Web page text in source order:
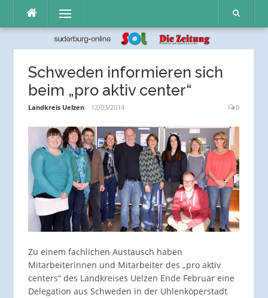
Inhalt
Menü
Schweden informieren sich
beim „pro aktiv center“
Landkreis Uelzen 12/03/2014 0
Zu einem fachlichen Austausch haben
Mitarbeiterinnen und Mitarbeiter des „pro aktiv
centers“ des Landkreises Uelzen Ende Februar eine
Delegation aus Schweden in der Uhlenköperstadt